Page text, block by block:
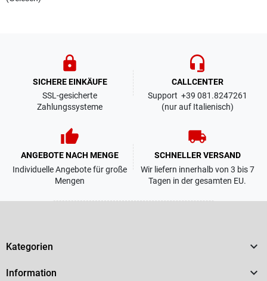
lock
SICHERE EINKÄUFE
SSL-gesicherte
Zahlungssysteme
headset_mic
CALLCENTER
Support +39 081.8247261
(nur auf Italienisch)
thumb_up
ANGEBOTE NACH MENGE
Individuelle Angebote für große
Mengen
local_shipping
SCHNELLER VERSAND
Wir liefern innerhalb von 3 bis 7
Tagen in der gesamten EU.
Kategorien 
Information 